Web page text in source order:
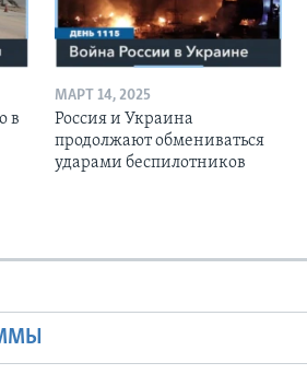
в
МАРТ 14, 2025
Россия и Украина
продолжают обмениваться
ударами беспилотников